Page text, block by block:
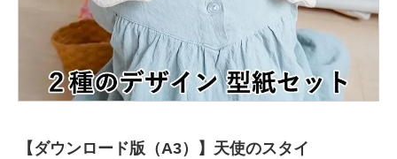
【ダウンロード版（A3）】天使のスタイ